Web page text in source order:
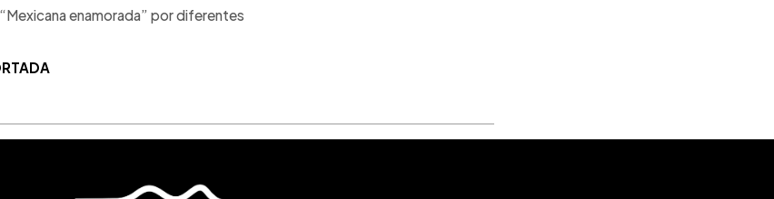
enamorada” por diferentes